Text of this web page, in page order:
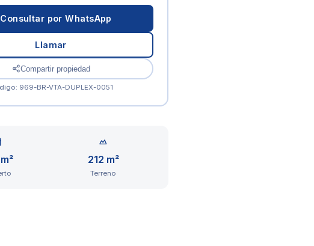
Consultar por WhatsApp
Llamar
Compartir propiedad
969-BR-VTA-DUPLEX-0051
212 m²
Terreno